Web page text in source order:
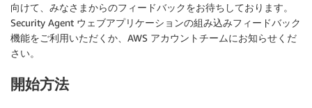
向けて、みなさまからのフィードバックをお待ちしております。
Security Agent ウェブアプリケーションの組み込みフィードバック
機能をご利用いただくか、AWS アカウントチームにお知らせくだ
さい。
開始方法